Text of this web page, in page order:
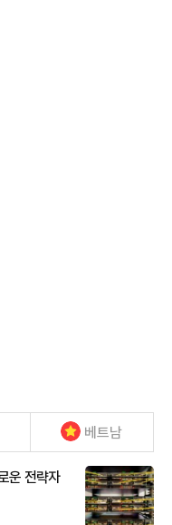
베트남
운 전략자